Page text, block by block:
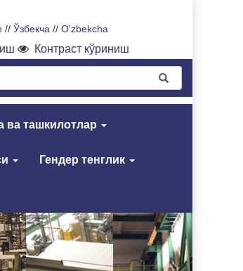
// Ўзбекча // O'zbekcha
Контраст кўриниш
ва ташкилотлар
Гендер тенглик